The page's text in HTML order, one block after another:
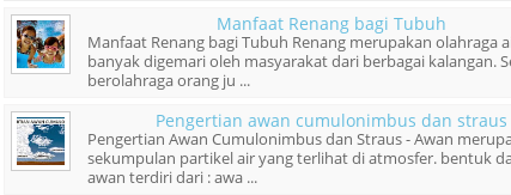
Manfaat Renang bagi Tubuh
Manfaat Renang bagi Tubuh Renang merupakan olahraga
banyak digemari oleh masyarakat dari berbagai kalangan.
berolahraga orang ju ...
Pengertian awan cumulonimbus dan straus
Pengertian Awan Cumulonimbus dan Straus - Awan
sekumpulan partikel air yang terlihat di atmosfer. bentuk
awan terdiri dari : awa ...